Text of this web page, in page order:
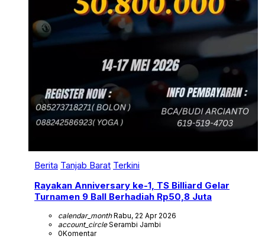
Berita Tanjab Barat Terkini
Rayakan Anniversary ke-1, TS Billiard Gelar
Turnamen 9 Ball Berhadiah Rp50,8 Juta
calendar_monthRabu, 22 Apr 2026
account_circleSerambi Jambi
0Komentar